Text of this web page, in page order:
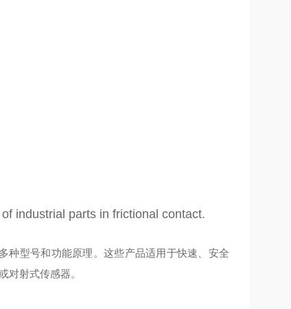
industrial parts in frictional contact.
种型号和功能原理。这些产品适用于快速、安全
对射式传感器。